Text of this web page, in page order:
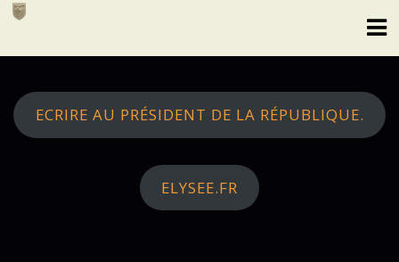
Skip
ECRIRE AU PRÉSIDENT DE LA RÉPUBLIQUE.
ELYSEE.FR